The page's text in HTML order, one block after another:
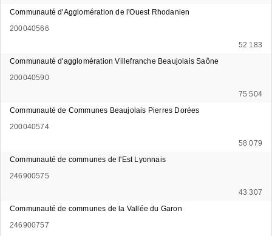
Communauté d'Agglomération de l'Ouest Rhodanien
200040566
52 183
Communauté d'agglomération Villefranche Beaujolais Saône
200040590
75 504
Communauté de Communes Beaujolais Pierres Dorées
200040574
58 079
Communauté de communes de l'Est Lyonnais
246900575
43 307
Communauté de communes de la Vallée du Garon
246900757